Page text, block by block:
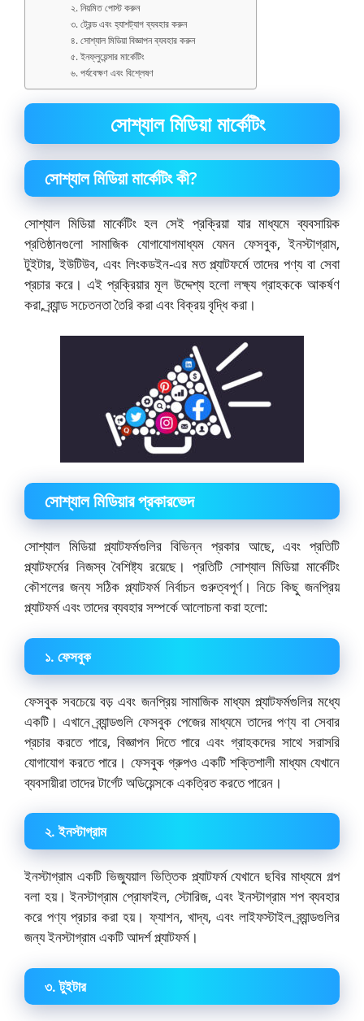
২. নিয়মিত পোস্ট করুন
৩. ট্রেন্ড এবং হ্যাশট্যাগ ব্যবহার করুন
৪. সোশ্যাল মিডিয়া বিজ্ঞাপন ব্যবহার করুন
৫. ইনফ্লুয়েন্সার মার্কেটিং
৬. পর্যবেক্ষণ এবং বিশ্লেষণ
সোশ্যাল মিডিয়া মার্কেটিং
সোশ্যাল মিডিয়া মার্কেটিং কী?
সোশ্যাল মিডিয়া মার্কেটিং হল সেই প্রক্রিয়া যার মাধ্যমে ব্যবসায়িক
প্রতিষ্ঠানগুলো সামাজিক যোগাযোগমাধ্যম যেমন ফেসবুক, ইনস্টাগ্রাম,
টুইটার, ইউটিউব, এবং লিংকডইন-এর মত প্ল্যাটফর্মে তাদের পণ্য বা সেবা
প্রচার করে। এই প্রক্রিয়ার মূল উদ্দেশ্য হলো লক্ষ্য গ্রাহককে আকর্ষণ
করা, ব্র্যান্ড সচেতনতা তৈরি করা এবং বিক্রয় বৃদ্ধি করা।
সোশ্যাল মিডিয়ার প্রকারভেদ
সোশ্যাল মিডিয়া প্ল্যাটফর্মগুলির বিভিন্ন প্রকার আছে, এবং প্রতিটি
প্ল্যাটফর্মের নিজস্ব বৈশিষ্ট্য রয়েছে। প্রতিটি সোশ্যাল মিডিয়া মার্কেটিং
কৌশলের জন্য সঠিক প্ল্যাটফর্ম নির্বাচন গুরুত্বপূর্ণ। নিচে কিছু জনপ্রিয়
প্ল্যাটফর্ম এবং তাদের ব্যবহার সম্পর্কে আলোচনা করা হলো:
১. ফেসবুক
ফেসবুক সবচেয়ে বড় এবং জনপ্রিয় সামাজিক মাধ্যম প্ল্যাটফর্মগুলির মধ্যে
একটি। এখানে ব্র্যান্ডগুলি ফেসবুক পেজের মাধ্যমে তাদের পণ্য বা সেবার
প্রচার করতে পারে, বিজ্ঞাপন দিতে পারে এবং গ্রাহকদের সাথে সরাসরি
যোগাযোগ করতে পারে। ফেসবুক গ্রুপও একটি শক্তিশালী মাধ্যম যেখানে
ব্যবসায়ীরা তাদের টার্গেট অডিয়েন্সকে একত্রিত করতে পারেন।
২. ইনস্টাগ্রাম
ইনস্টাগ্রাম একটি ভিজ্যুয়াল ভিত্তিক প্ল্যাটফর্ম যেখানে ছবির মাধ্যমে গল্প
বলা হয়। ইনস্টাগ্রাম প্রোফাইল, স্টোরিজ, এবং ইনস্টাগ্রাম শপ ব্যবহার
করে পণ্য প্রচার করা হয়। ফ্যাশন, খাদ্য, এবং লাইফস্টাইল ব্র্যান্ডগুলির
জন্য ইনস্টাগ্রাম একটি আদর্শ প্ল্যাটফর্ম।
৩. টুইটার